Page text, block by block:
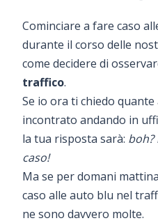
Cominciare a fare caso
durante il corso delle
come decidere di
traffico.
Se io ora ti chiedo
incontrato andando in
la tua risposta sarà:
caso!
Ma se per domani
caso alle auto blu nel
ne sono davvero molte.